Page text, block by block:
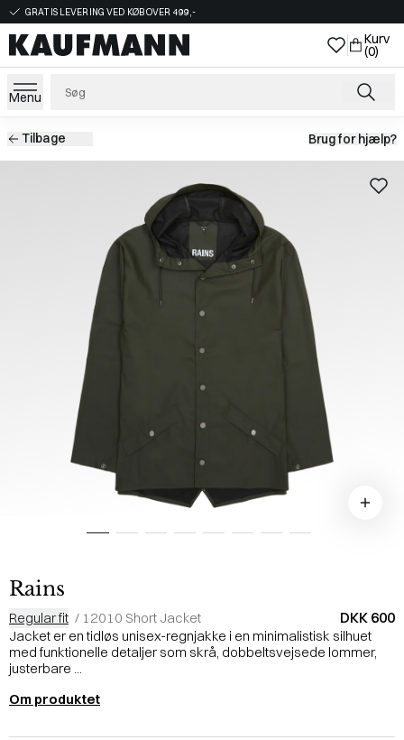
GRATIS LEVERING VED KØB OVER 499,-
Kurv
(0)
Menu
Tilbage Brug for hjælp?
Rains
Regular fit / 12010 Short Jacket DKK 600
Jacket er en tidløs unisex-regnjakke i en minimalistisk silhuet
med funktionelle detaljer som skrå, dobbeltsvejsede lommer,
justerbare ...
Om produktet